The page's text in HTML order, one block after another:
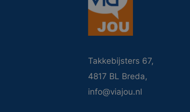
Takkebijsters 67,
4817 BL Breda,
info@viajou.nl